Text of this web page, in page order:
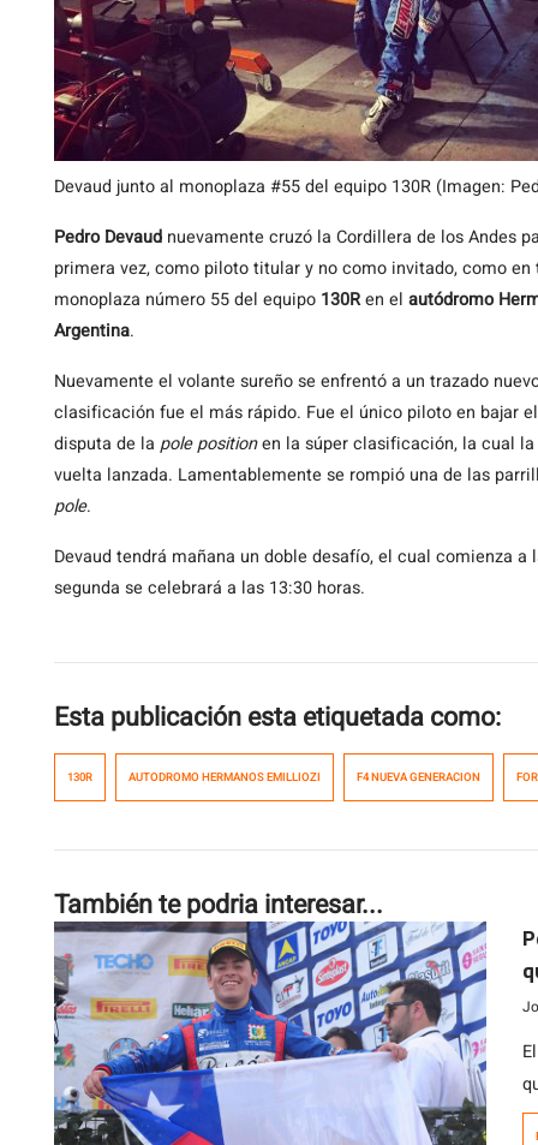
Devaud junto al monoplaza #55 del equipo 130R (Imagen:
Pedro Devaud nuevamente cruzó la Cordillera de los Andes
primera vez, como piloto titular y no como invitado, como
monoplaza número 55 del equipo 130Ren el autódromo
Argentina.
Nuevamente el volante sureño se enfrentó a un trazado
clasificación fue el más rápido. Fue el único piloto en bajar
disputa de la pole positionen la súper clasificación, la cual
vuelta lanzada. Lamentablemente se rompió una de las
pole.
Devaud tendrá mañana un doble desafío, el cual comienza
segunda se celebrará a las 13:30 horas.
Esta publicación esta etiquetada como:
130R AUTODROMO HERMANOS EMILLIOZI F4 NUEVA GENERACION
También te podria interesar...